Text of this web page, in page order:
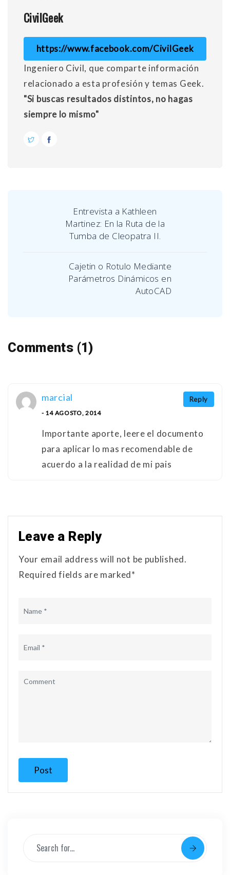
CivilGeek
https://www.facebook.com/CivilGeek
Ingeniero Civil, que comparte información
relacionado a esta profesión y temas Geek.
"Si buscas resultados distintos, no hagas
siempre lo mismo"
Entrevista a Kathleen
Martinez: En la Ruta de la
Tumba de Cleopatra II.
Cajetin o Rotulo Mediante
Parámetros Dinámicos en
AutoCAD
Comments (1)
Reply
marcial
- 14 AGOSTO, 2014
Importante aporte, leere el documento
para aplicar lo mas recomendable de
acuerdo a la realidad de mi pais
Leave a Reply
Your email address will not be published.
Required fields are marked*